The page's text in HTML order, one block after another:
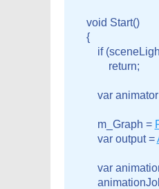
    void Start()
    {
if
            return;
var
        m_Graph =
        var output =
var